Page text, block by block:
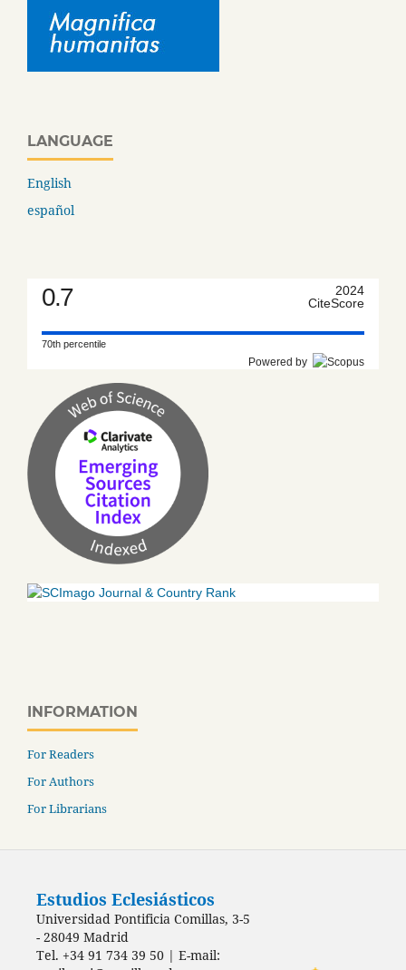
LANGUAGE
English
español
0.7
2024
CiteScore
70th percentile
Powered by
INFORMATION
For Readers
For Authors
For Librarians
Estudios Eclesiásticos
Universidad Pontificia Comillas, 3-5
- 28049 Madrid
Tel. +34 91 734 39 50 | E-mail: